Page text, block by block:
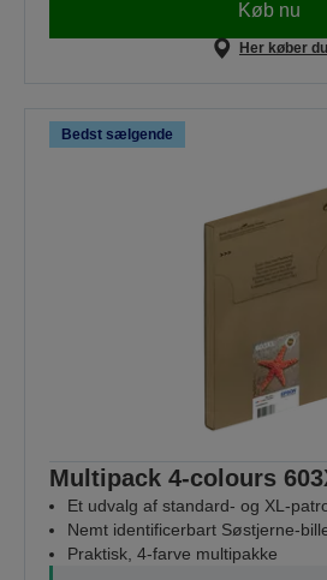
Køb nu
Her køber du
Bedst sælgende
Multipack 4-colours
Et udvalg af standard- og XL-
Nemt identificerbart Søstjerne-
Praktisk, 4-farve multipakke